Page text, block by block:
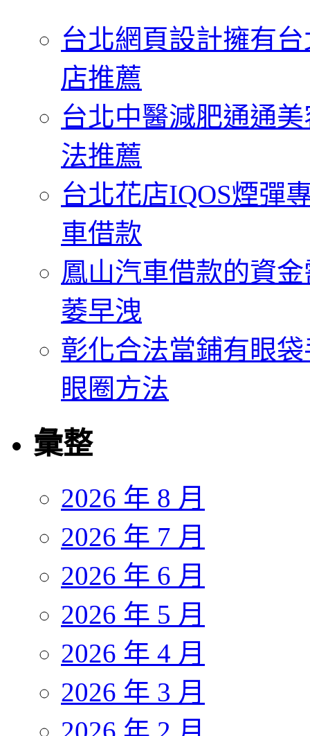
台北網頁設計擁有
店推薦
台北中醫減肥通通
法推薦
台北花店IQOS煙彈
車借款
鳳山汽車借款的資
萎早洩
彰化合法當鋪有眼
眼圈方法
彙整
2026 年 8 月
2026 年 7 月
2026 年 6 月
2026 年 5 月
2026 年 4 月
2026 年 3 月